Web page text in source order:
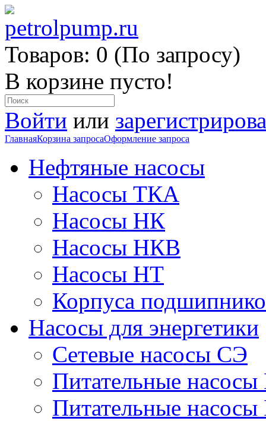
Товаров: 0 (По запросу)
В корзине пусто!
Войти или
ГлавнаяКорзина запросаОформление запроса
Нефтяные насосы
Насосы ТКА
Насосы НК
Насосы НКВ
Насосы НТ
Корпуса
Насосы для энергетики
Сетевые насосы СЭ
Питательные
Питательные